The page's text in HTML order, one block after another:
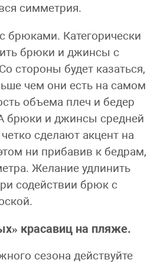
симметрия.
брюками. Категорически
брюки и джинсы с
стороны будет казаться,
чем они есть на самом
объема плеч и бедер
брюки и джинсы средней
сделают акцент на
ни прибавив к бедрам,
Желание удлинить
содействии брюк с
красавиц на пляже.
сезона действуйте